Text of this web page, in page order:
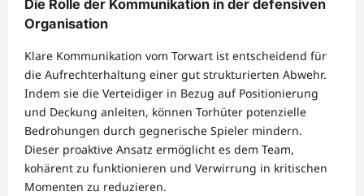
Die Rolle der Kommunikation in der defensiven
Organisation
Klare Kommunikation vom Torwart ist entscheidend für
die Aufrechterhaltung einer gut strukturierten Abwehr.
Indem sie die Verteidiger in Bezug auf Positionierung
und Deckung anleiten, können Torhüter potenzielle
Bedrohungen durch gegnerische Spieler mindern.
Dieser proaktive Ansatz ermöglicht es dem Team,
kohärent zu funktionieren und Verwirrung in kritischen
Momenten zu reduzieren.